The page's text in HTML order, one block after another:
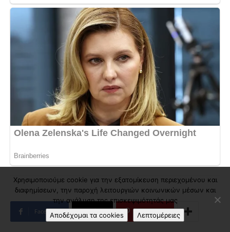
Facebook X Pinterest
Χρησιμοποιούμε cookie για την εξατομίκευση περιεχομένου και
διαφημίσεων, την παροχή λειτουργιών κοινωνικών μέσων και
την ανάλυση της επισκεψιμότητάς μας
Αποδέχομαι τα cookies
Λεπτομέρειες